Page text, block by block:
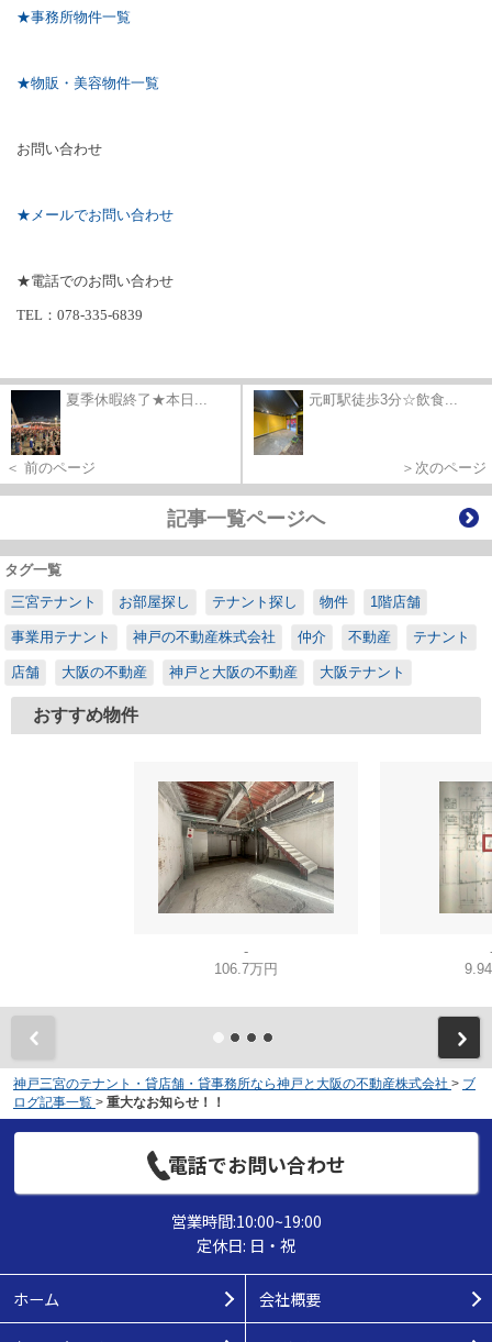
★事務所物件一覧
★物販・美容物件一覧
お問い合わせ
★メールでお問い合わせ
★電話でのお問い合わせ
TEL ： 078-335-6839
夏季休暇終了★本日...
＜ 前のページ
元町駅徒歩3分☆飲食...
＞次のページ
記事一覧ページへ
タグ一覧
三宮テナント
お部屋探し テナント探し 物件 1階店舗
事業用テナント 神戸の不動産株式会社 仲介 不動産 テナント
店舗 大阪の不動産 神戸と大阪の不動産 大阪テナント
おすすめ物件
-
106.7万円
神戸三宮のテナント・貸店舗・貸事務所なら神戸と大阪の不動産株式会社 > ブ
ログ記事一覧 > 重大なお知らせ！！
電話でお問い合わせ
営業時間:10:00~19:00
定休日: 日・祝
ホーム 会社概要